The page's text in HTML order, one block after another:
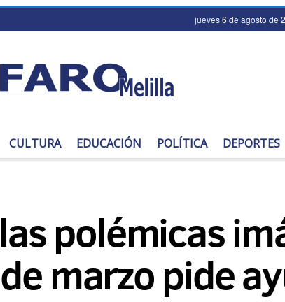
jueves 6 de agosto de
CULTURA EDUCACIÓN POLÍTICA DEPORTES
polémicas
marzo pide